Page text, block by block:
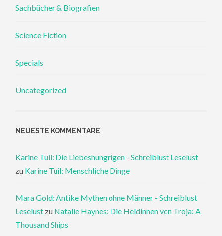
Sachbücher & Biografien
Science Fiction
Specials
Uncategorized
NEUESTE KOMMENTARE
Karine Tuil: Die Liebeshungrigen - Schreiblust Leselust
zu Karine Tuil: Menschliche Dinge
Mara Gold: Antike Mythen ohne Männer - Schreiblust
Leselust zu Natalie Haynes: Die Heldinnen von Troja: A
Thousand Ships